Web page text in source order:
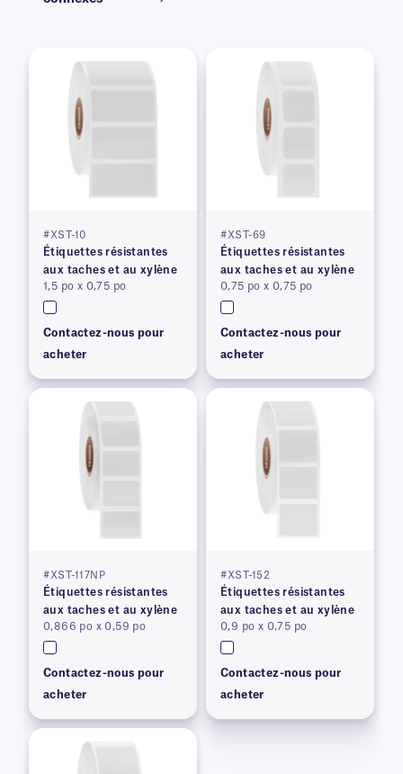
#XST-10
Étiquettes résistantes
aux taches et au xylène
1,5 po x 0,75 po
Contactez-nous pour
acheter
#XST-69
Étiquettes résistantes
aux taches et au xylène
0,75 po x 0,75 po
Contactez-nous pour
acheter
#XST-117NP
Étiquettes résistantes
aux taches et au xylène
0,866 po x 0,59 po
Contactez-nous pour
acheter
#XST-152
Étiquettes résistantes
aux taches et au xylène
0,9 po x 0,75 po
Contactez-nous pour
acheter